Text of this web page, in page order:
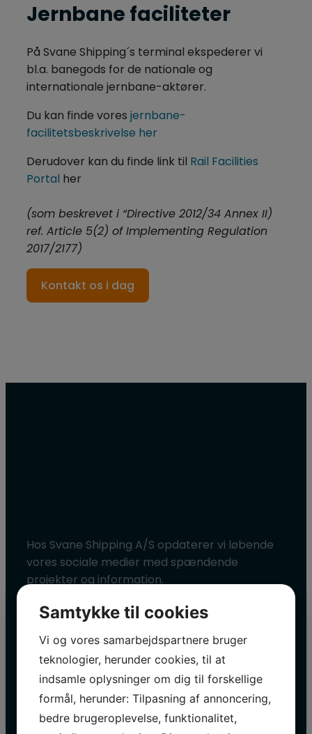
Jernbane faciliteter
​På Svane Shipping´s terminal ekspederer vi
bl.a. banegods for de nationale og
internationale jernbane-aktører.
​Du kan finde vores jernbane-
facilitetsbeskrivelse her
Derudover kan du finde link til Rail Facilities
Portal her
​(som beskrevet i “Directive 2012/34 Annex II)​
​ref. Article 5(2) of Implementing Regulation
2017/2177)
Kontakt os i dag
Hos Svane Shipping A/S opdaterer vi løbende
vores sociale medier med spændende
projekter og information.
Besøg os på Facebook​
Besøg os på LinkedIn
Besøg os på Instagram
Samtykke til cookies
Vi og vores samarbejdspartnere bruger
teknologier, herunder cookies, til at
indsamle oplysninger om dig til forskellige
formål, herunder: Tilpasning af annoncering,
bedre brugeroplevelse, funktionalitet,